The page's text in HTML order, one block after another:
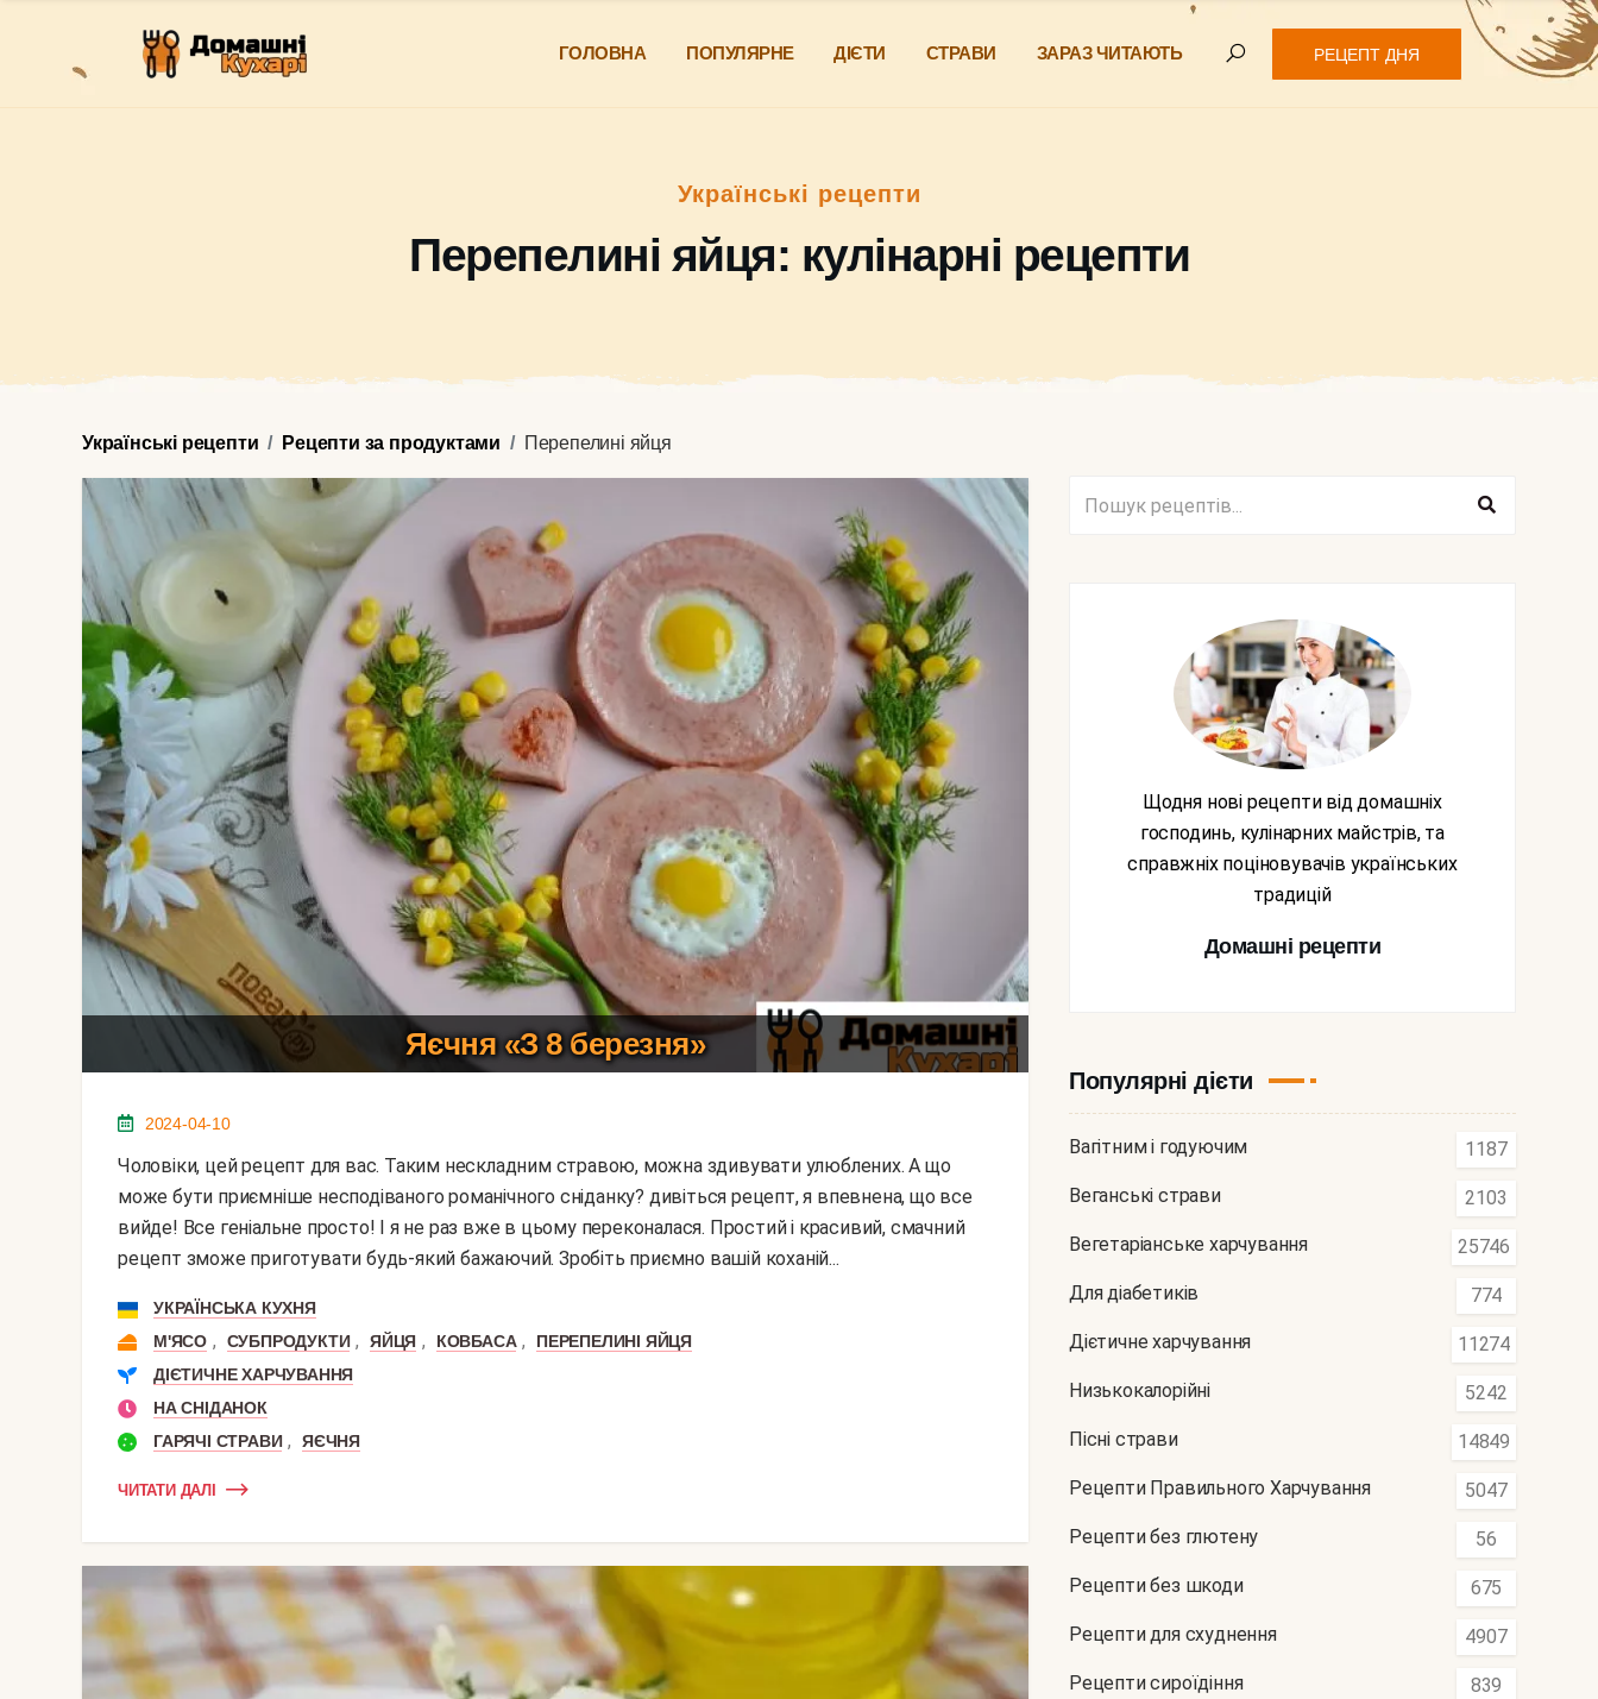
ГОЛОВНА ПОПУЛЯРНЕ ДІЄТИ СТРАВИ ЗАРАЗ ЧИТАЮТЬ РЕЦЕПТ ДНЯ
Українські рецепти
Перепелині яйця: кулінарні рецепти
Українські рецепти Рецепти за продуктами Перепелині яйця
Яєчня «З 8 березня»
2024-04-10
Чоловіки, цей рецепт для вас. Таким нескладним стравою, можна здивувати улюблених. А що
може бути приємніше несподіваного романічного сніданку? дивіться рецепт, я впевнена, що все
вийде! Все геніальне просто! І я не раз вже в цьому переконалася. Простий і красивий, смачний
рецепт зможе приготувати будь-який бажаючий. Зробіть приємно вашій коханій...
УКРАЇНСЬКА КУХНЯ
М'ЯСО , СУБПРОДУКТИ , ЯЙЦЯ , КОВБАСА ,
ПЕРЕПЕЛИНІ ЯЙЦЯ
ДІЄТИЧНЕ ХАРЧУВАННЯ
НА СНІДАНОК
ГАРЯЧІ СТРАВИ , ЯЄЧНЯ
ЧИТАТИ ДАЛІ
Щодня нові рецепти від домашніх
господинь, кулінарних майстрів, та
справжніх поціновувачів українських
традицій
Домашні рецепти
Популярні дієти
Вагітним і годуючим 1187
Веганські страви 2103
Вегетаріанське харчування 25746
Для діабетиків 774
Дієтичне харчування 11274
Низькокалорійні 5242
Пісні страви 14849
Рецепти Правильного Харчування 5047
Рецепти без глютену 56
Рецепти без шкоди 675
Рецепти для схуднення 4907
Рецепти сироїдіння 839